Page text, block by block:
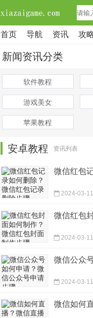
首页 导航 资讯 攻
新闻资讯分类
软件教程
游戏美女
苹果教程
安卓教程 资讯列表
微信红包
2024-03-11
微信红包
2024-03-11
微信公众
2024-03-11
微信如何